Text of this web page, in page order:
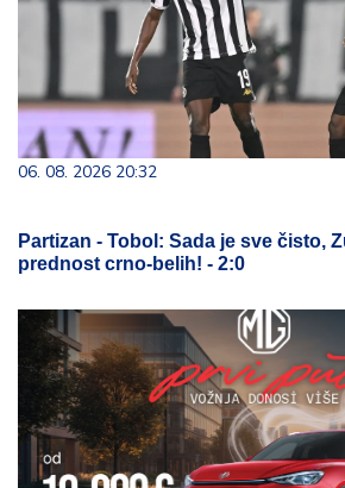
06. 08. 2026 20:32
Partizan - Tobol: Sada je sve čisto,
prednost crno-belih! - 2:0